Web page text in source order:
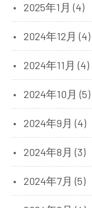
2025年1月 (4)
2024年12月 (4)
2024年11月 (4)
2024年10月 (5)
2024年9月 (4)
2024年8月 (3)
2024年7月 (5)